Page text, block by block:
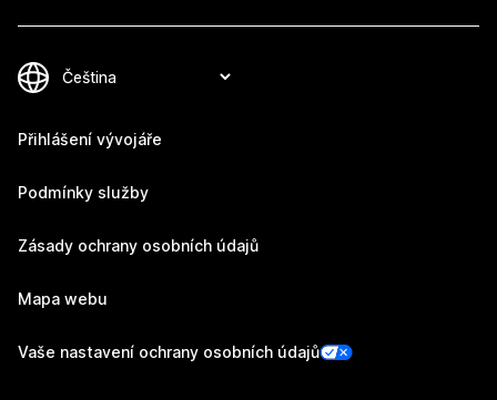
Přihlášení vývojáře
Podmínky služby
Zásady ochrany osobních údajů
Mapa webu
Vaše nastavení ochrany osobních údajů